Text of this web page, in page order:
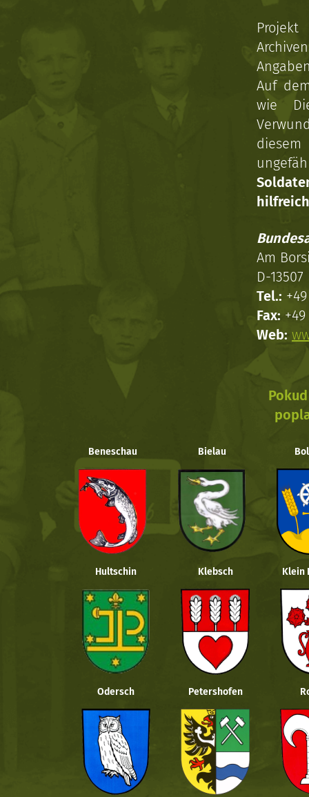
Auf
wie
Am
D-
Tel.:
Fax:
Web:
Beneschau Bielau
Hultschin Klebsch Klein
Odersch Petershofen